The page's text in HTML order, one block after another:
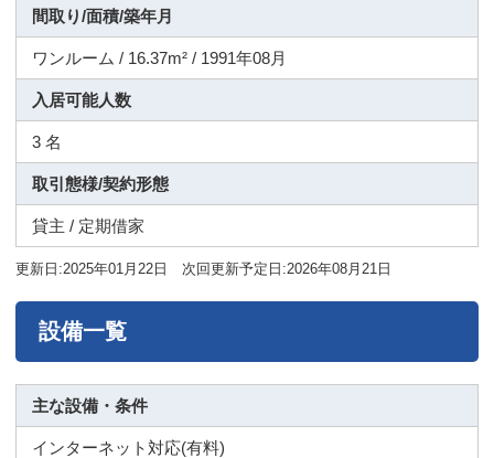
間取り/面積/築年月
ワンルーム / 16.37m² / 1991年08月
入居可能人数
3 名
取引態様/契約形態
貸主 / 定期借家
更新日:2025年01月22日 次回更新予定日:2026年08月21日
設備一覧
主な設備・条件
インターネット対応(有料)